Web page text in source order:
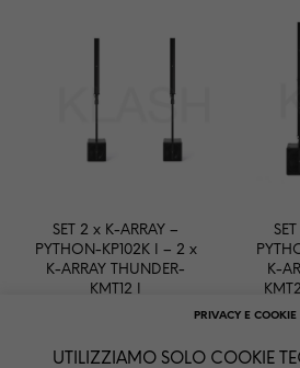
SET 2 x K-ARRAY –
PYTHON-KP102K I – 2 x
K-ARRAY THUNDER-
KMT12 I
K-
PRIVACY E COOKIE
UTILIZZIAMO SOLO COOKIE